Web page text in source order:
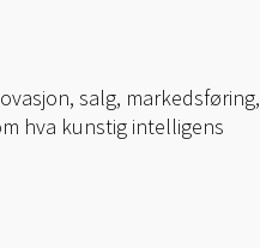
salg, markedsføring,
hva kunstig intelligens